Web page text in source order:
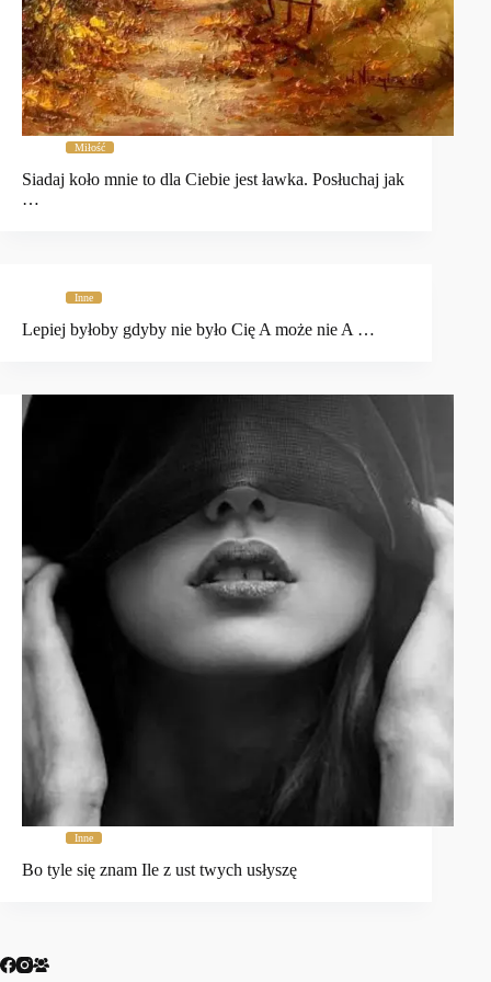
Miłość
Siadaj koło mnie to dla Ciebie jest ławka. Posłuchaj jak
…
Inne
Lepiej byłoby gdyby nie było Cię A może nie A …
Inne
Bo tyle się znam Ile z ust twych usłyszę